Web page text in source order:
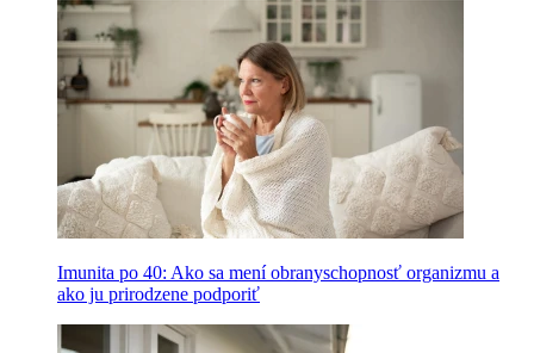
Imunita po 40: Ako sa mení obranyschopnosť organizmu a
ako ju prirodzene podporiť